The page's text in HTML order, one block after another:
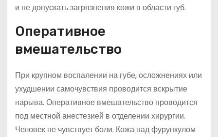
и не допускать загрязнения кожи в области губ.
Оперативное
вмешательство
При крупном воспалении на губе, осложнениях или
ухудшении самочувствия проводится вскрытие
нарыва. Оперативное вмешательство проводится
под местной анестезией в отделении хирургии.
Человек не чувствует боли. Кожа над фурункулом